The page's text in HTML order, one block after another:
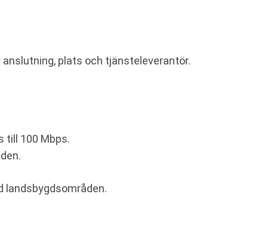
plats och tjänsteleverantör.
till 100 Mbps.